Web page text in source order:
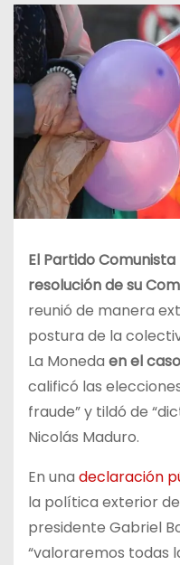
El Partido
resolución de su
reunió de manera
postura de la
La Moneda en el
calificó las
fraude” y tildó de
Nicolás Maduro.
En una declaración
la política exterior
presidente Gabriel
“valoraremos todas